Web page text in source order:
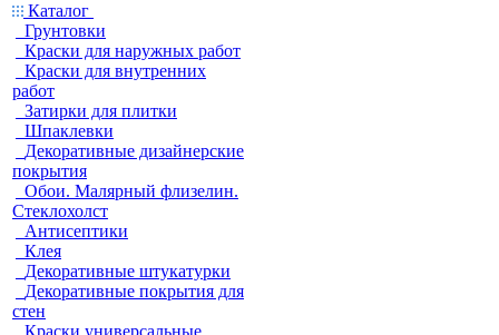
Каталог
Грунтовки
Краски для наружных работ
Краски для внутренних
работ
Затирки для плитки
Шпаклевки
Декоративные дизайнерские
покрытия
Обои. Малярный флизелин.
Стеклохолст
Антисептики
Клея
Декоративные штукатурки
Декоративные покрытия для
стен
Краски универсальные